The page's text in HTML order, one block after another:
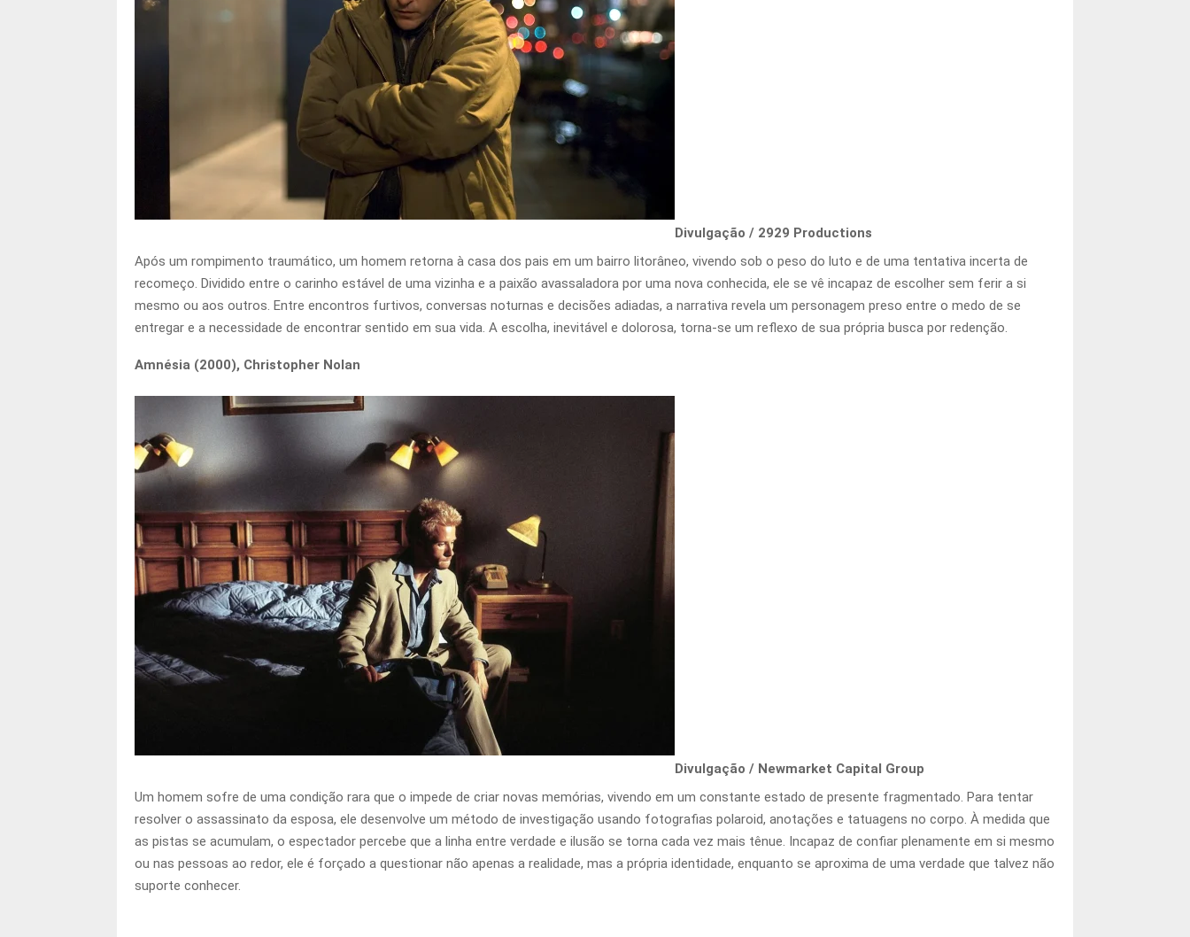
Divulgação / 2929 Productions
Após um rompimento traumático, um homem retorna à casa dos pais em um bairro litorâneo, vivendo sob o peso do luto e de uma tentativa incerta de
recomeço. Dividido entre o carinho estável de uma vizinha e a paixão avassaladora por uma nova conhecida, ele se vê incapaz de escolher sem ferir a si
mesmo ou aos outros. Entre encontros furtivos, conversas noturnas e decisões adiadas, a narrativa revela um personagem preso entre o medo de se
entregar e a necessidade de encontrar sentido em sua vida. A escolha, inevitável e dolorosa, torna-se um reflexo de sua própria busca por redenção.
Amnésia (2000), Christopher Nolan
Divulgação / Newmarket Capital Group
Um homem sofre de uma condição rara que o impede de criar novas memórias, vivendo em um constante estado de presente fragmentado. Para tentar
resolver o assassinato da esposa, ele desenvolve um método de investigação usando fotografias polaroid, anotações e tatuagens no corpo. À medida que
as pistas se acumulam, o espectador percebe que a linha entre verdade e ilusão se torna cada vez mais tênue. Incapaz de confiar plenamente em si mesmo
ou nas pessoas ao redor, ele é forçado a questionar não apenas a realidade, mas a própria identidade, enquanto se aproxima de uma verdade que talvez não
suporte conhecer.